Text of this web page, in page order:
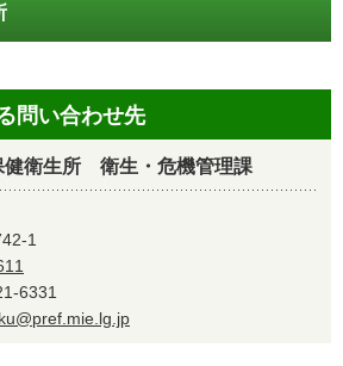
問い合わせ先
衛生所 衛生・危機管理課
1
6331